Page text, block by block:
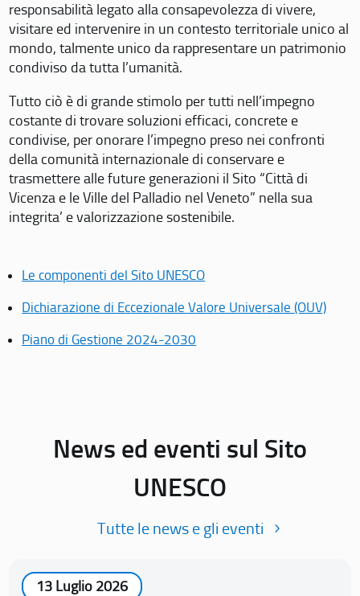
responsabilità legato alla consapevolezza di vivere,
visitare ed intervenire in un contesto territoriale unico al
mondo, talmente unico da rappresentare un patrimonio
condiviso da tutta l’umanità.
Tutto ciò è di grande stimolo per tutti nell’impegno
costante di trovare soluzioni efficaci, concrete e
condivise, per onorare l’impegno preso nei confronti
della comunità internazionale di conservare e
trasmettere alle future generazioni il Sito “Città di
Vicenza e le Ville del Palladio nel Veneto” nella sua
integrita’ e valorizzazione sostenibile.
Le componenti del Sito UNESCO
Dichiarazione di Eccezionale Valore Universale (OUV)
Piano di Gestione 2024-2030
News ed eventi sul Sito
UNESCO
Tutte le news e gli eventi
13 Luglio 2026